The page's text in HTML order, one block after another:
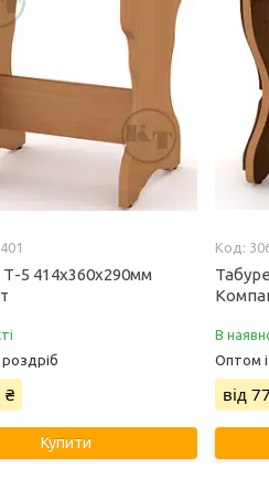
Т-5 414х360х290мм
₴
Купити
В
Оптом
від